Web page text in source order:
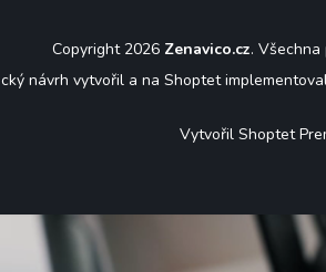
Copyright 2026 Zenavico.cz. Všechna
návrh vytvořil a na Shoptet
Vytvořil Shoptet